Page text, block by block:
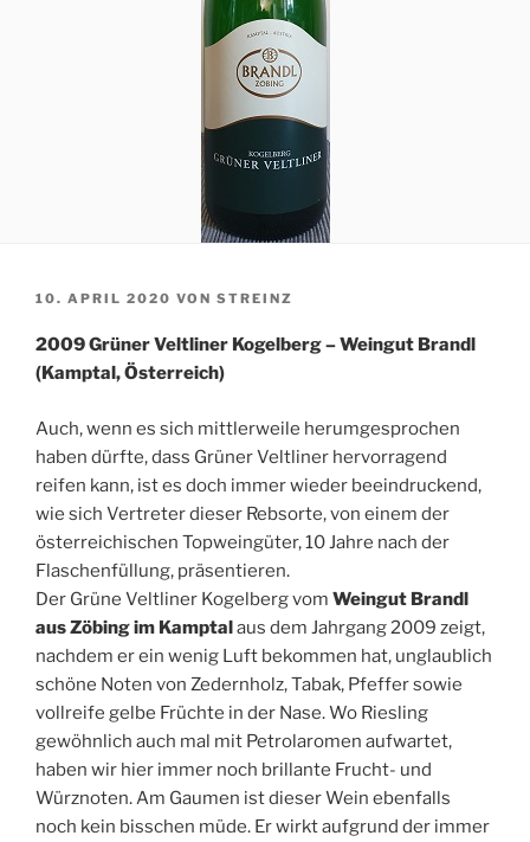
VERÖFFENTLICHT
10. APRIL 2020 VON STREINZ
2009 Grüner Veltliner Kogelberg – Weingut Brandl
(Kamptal, Österreich)
Auch, wenn es sich mittlerweile herumgesprochen
haben dürfte, dass Grüner Veltliner hervorragend
reifen kann, ist es doch immer wieder beeindruckend,
wie sich Vertreter dieser Rebsorte, von einem der
österreichischen Topweingüter, 10 Jahre nach der
Flaschenfüllung, präsentieren.
Der Grüne Veltliner Kogelberg vom Weingut Brandl
aus Zöbing im Kamptalaus dem Jahrgang 2009 zeigt,
nachdem er ein wenig Luft bekommen hat, unglaublich
schöne Noten von Zedernholz, Tabak, Pfeffer sowie
vollreife gelbe Früchte in der Nase. Wo Riesling
gewöhnlich auch mal mit Petrolaromen aufwartet,
haben wir hier immer noch brillante Frucht- und
Würznoten. Am Gaumen ist dieser Wein ebenfalls
noch kein bisschen müde. Er wirkt aufgrund der immer